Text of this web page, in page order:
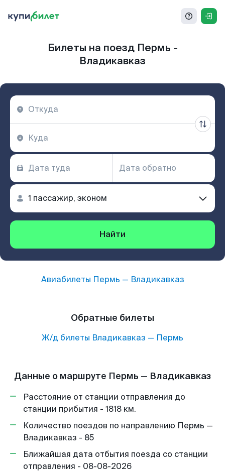
Билеты на поезд Пермь -
Владикавказ
Найти
Авиабилеты Пермь — Владикавказ
Обратные билеты
Ж/д билеты Владикавказ — Пермь
Данные о маршруте Пермь — Владикавказ
Расстояние от станции отправления до
станции прибытия - 1818 км.
Количество поездов по направлению Пермь —
Владикавказ - 85
Ближайшая дата отбытия поезда со станции
отправления - 08-08-2026